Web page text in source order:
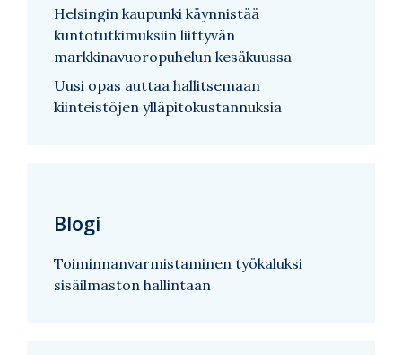
Helsingin kaupunki käynnistää
kuntotutkimuksiin liittyvän
markkinavuoropuhelun kesäkuussa
Uusi opas auttaa hallitsemaan
kiinteistöjen ylläpitokustannuksia
Blogi
Toiminnanvarmistaminen työkaluksi
sisäilmaston hallintaan